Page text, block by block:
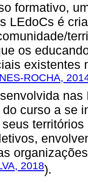
formativo,
LEdoCs é
os
existentes
ROCHA,
curso a se
2018).